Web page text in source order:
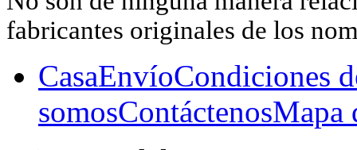
fabricantes originales de los
CasaEnvíoCondiciones
somosContáctenosMapa